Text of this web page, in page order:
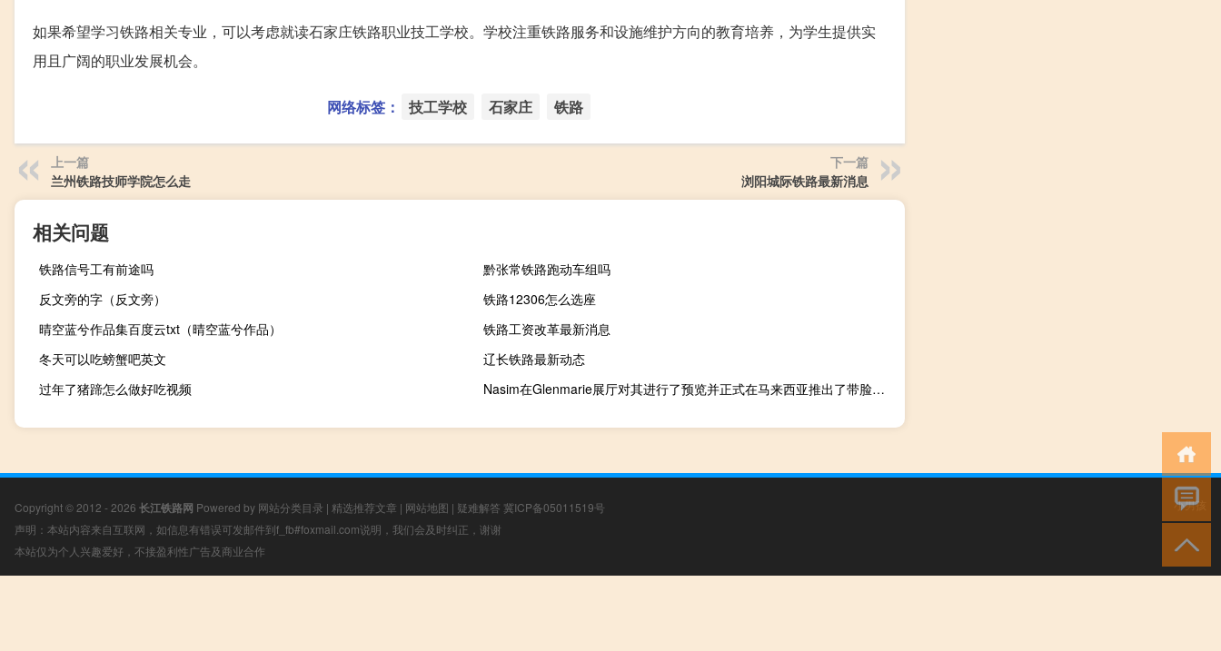
如果希望学习铁路相关专业，可以考虑就读石家庄铁路职业技工学校。学校注重铁路服务和设施维护方向的教育培养，为学生提供实
用且广阔的职业发展机会。
网络标签： 技工学校 石家庄 铁路
上一篇
兰州铁路技师学院怎么走
下一篇
浏阳城际铁路最新消息
相关问题
铁路信号工有前途吗
黔张常铁路跑动车组吗
反文旁的字（反文旁）
铁路12306怎么选座
晴空蓝兮作品集百度云txt（晴空蓝兮作品）
铁路工资改革最新消息
冬天可以吃螃蟹吧英文
辽长铁路最新动态
过年了猪蹄怎么做好吃视频
Nasim在Glenmarie展厅对其进行了预览并正式在马来西亚推出了带脸的标致208GTI
Copyright © 2012 - 2026 长江铁路网 Powered by 网站分类目录 | 精选推荐文章 | 网站地图 | 疑难解答 冀ICP备05011519号
声明：本站内容来自互联网，如信息有错误可发邮件到f_fb#foxmail.com说明，我们会及时纠正，谢谢
本站仅为个人兴趣爱好，不接盈利性广告及商业合作
小男孩